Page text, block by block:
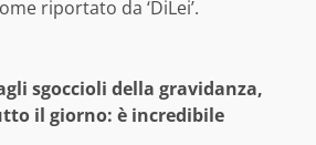
riportato da ‘DiLei’.
sgoccioli della gravidanza,
il giorno: è incredibile